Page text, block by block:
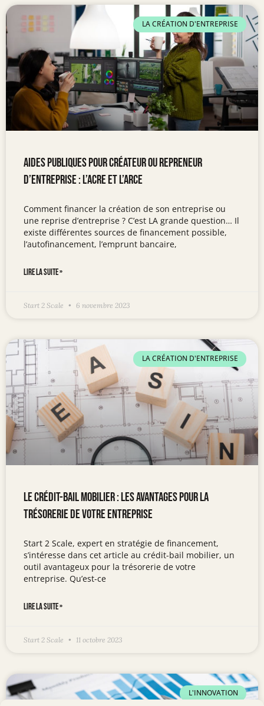
LA CRÉATION D'ENTREPRISE
Aides publiques pour créateur ou repreneur
d’entreprise : l’Acre et l’Arce
Comment financer la création de son entreprise ou
une reprise d’entreprise ? C’est LA grande question… Il
existe différentes sources de financement possible,
l’autofinancement, l’emprunt bancaire,
LIRE LA SUITE »
Start 2 Scale 6 novembre 2023
LA CRÉATION D'ENTREPRISE
Le crédit-bail mobilier : les avantages pour la
trésorerie de votre entreprise
Start 2 Scale, expert en stratégie de financement,
s’intéresse dans cet article au crédit-bail mobilier, un
outil avantageux pour la trésorerie de votre
entreprise. Qu’est-ce
LIRE LA SUITE »
Start 2 Scale 11 octobre 2023
L'INNOVATION